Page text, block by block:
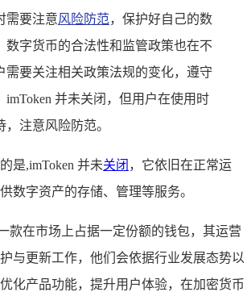
需要注意风险防范，保护好自己的数
数字货币的合法性和监管政策也在不
需要关注相关政策法规的变化，遵守
imToken 并未关闭，但用户在使用时
，注意风险防范。
是,imToken 并未关闭 ，它依旧在正常运
数字资产的存储、管理等服务。
款在市场上占据一定份额的钱包，其运营
与更新工作，他们会依据行业发展态势以
化产品功能，提升用户体验，在加密货币